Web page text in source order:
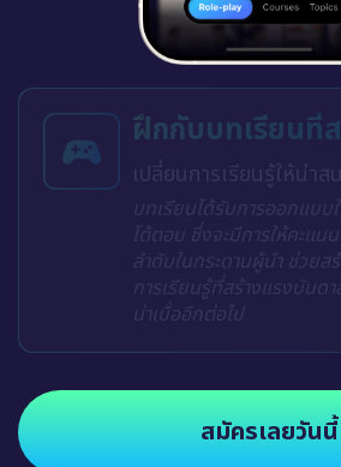
ฝึกกับบทเรียนที่
เปลี่ยนการเรียนรู้ให้น่าส
บทเรียนได้รับการออกแบบ
โต้ตอบ ซึ่งจะมีการให้คะแน
ลำดับในกระดานผู้นำ ช่วย
การเรียนรู้ที่สร้างแรงบันด
น่าเบื่ออีกต่อไป
สมัครเลยวันนี้